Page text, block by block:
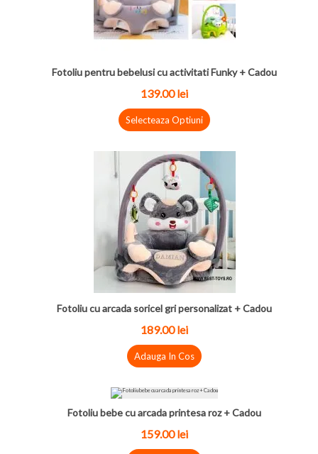
Fotoliu pentru bebelusi cu activitati Funky + Cadou
139.00 lei
Selecteaza Optiuni
Fotoliu cu arcada soricel gri personalizat + Cadou
189.00 lei
Adauga In Cos
Fotoliu bebe cu arcada printesa roz + Cadou
159.00 lei